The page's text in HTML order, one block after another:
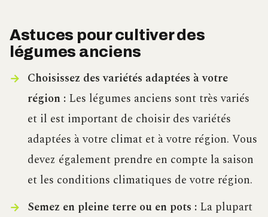
Astuces pour cultiver des
légumes anciens
Choisissez des variétés adaptées à votre
région :Les légumes anciens sont très variés
et il est important de choisir des variétés
adaptées à votre climat et à votre région. Vous
devez également prendre en compte la saison
et les conditions climatiques de votre région.
Semez en pleine terre ou en pots :La plupart